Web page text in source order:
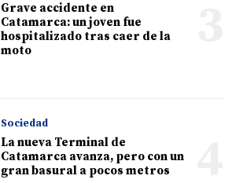
Grave accidente en
Catamarca: un joven fue
hospitalizado tras caer de la
moto
Sociedad
La nueva Terminal de
Catamarca avanza, pero con un
gran basural a pocos metros